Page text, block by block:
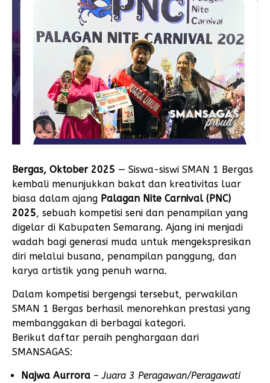
Bergas, Oktober 2025 — Siswa-siswi SMAN 1 Bergas
kembali menunjukkan bakat dan kreativitas luar
biasa dalam ajang Palagan Nite Carnival (PNC)
2025, sebuah kompetisi seni dan penampilan yang
digelar di Kabupaten Semarang. Ajang ini menjadi
wadah bagi generasi muda untuk mengekspresikan
diri melalui busana, penampilan panggung, dan
karya artistik yang penuh warna.
Dalam kompetisi bergengsi tersebut, perwakilan
SMAN 1 Bergas berhasil menorehkan prestasi yang
membanggakan di berbagai kategori.
Berikut daftar peraih penghargaan dari
SMANSAGAS:
Najwa Aurrora –Juara 3 Peragawan/Peragawati